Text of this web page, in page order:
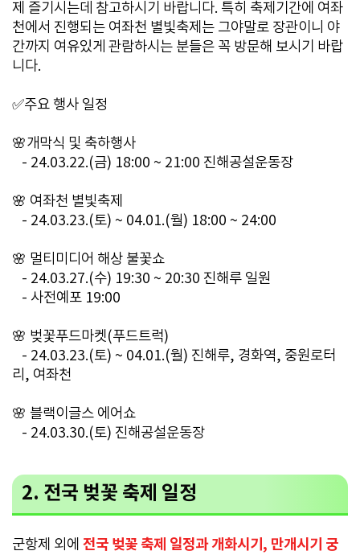
제 즐기시는데 참고하시기 바랍니다. 특히 축제기간에 여좌
천에서 진행되는 여좌천 별빛축제는 그야말로 장관이니 야
간까지 여유있게 관람하시는 분들은 꼭 방문해 보시기 바랍
니다.
✅주요 행사 일정
🌸개막식 및 축하행사
- 24.03.22.(금) 18:00 ~ 21:00 진해공설운동장
🌸 여좌천 별빛축제
- 24.03.23.(토) ~ 04.01.(월) 18:00 ~ 24:00
🌸 멀티미디어 해상 불꽃쇼
- 24.03.27.(수) 19:30 ~ 20:30 진해루 일원
- 사전예포 19:00
🌸 벚꽃푸드마켓(푸드트럭)
- 24.03.23.(토) ~ 04.01.(월) 진해루, 경화역, 중원로터
리, 여좌천
🌸 블랙이글스 에어쇼
- 24.03.30.(토) 진해공설운동장
2. 전국 벚꽃 축제 일정
군항제 외에 전국 벚꽃 축제 일정과 개화시기, 만개시기 궁